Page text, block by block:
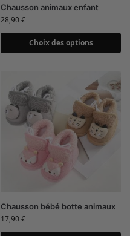
Chausson animaux enfant
28,90€
Choix des options
Chausson bébé botte animaux
17,90€